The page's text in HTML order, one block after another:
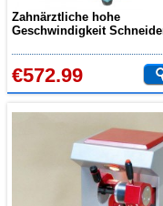
Zahnärztliche hohe
Geschwindigkeit
€572.99